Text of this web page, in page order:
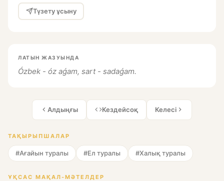
Түзету ұсыну
ЛАТЫН ЖАЗУЫНДА
Ózbek - óz aǵam, sart - sadaǵam.
Алдыңғы Кездейсоқ Келесі
ТАҚЫРЫПШАЛАР
#Ағайын туралы #Ел туралы #Халық туралы
ҰҚСАС МАҚАЛ-МӘТЕЛДЕР